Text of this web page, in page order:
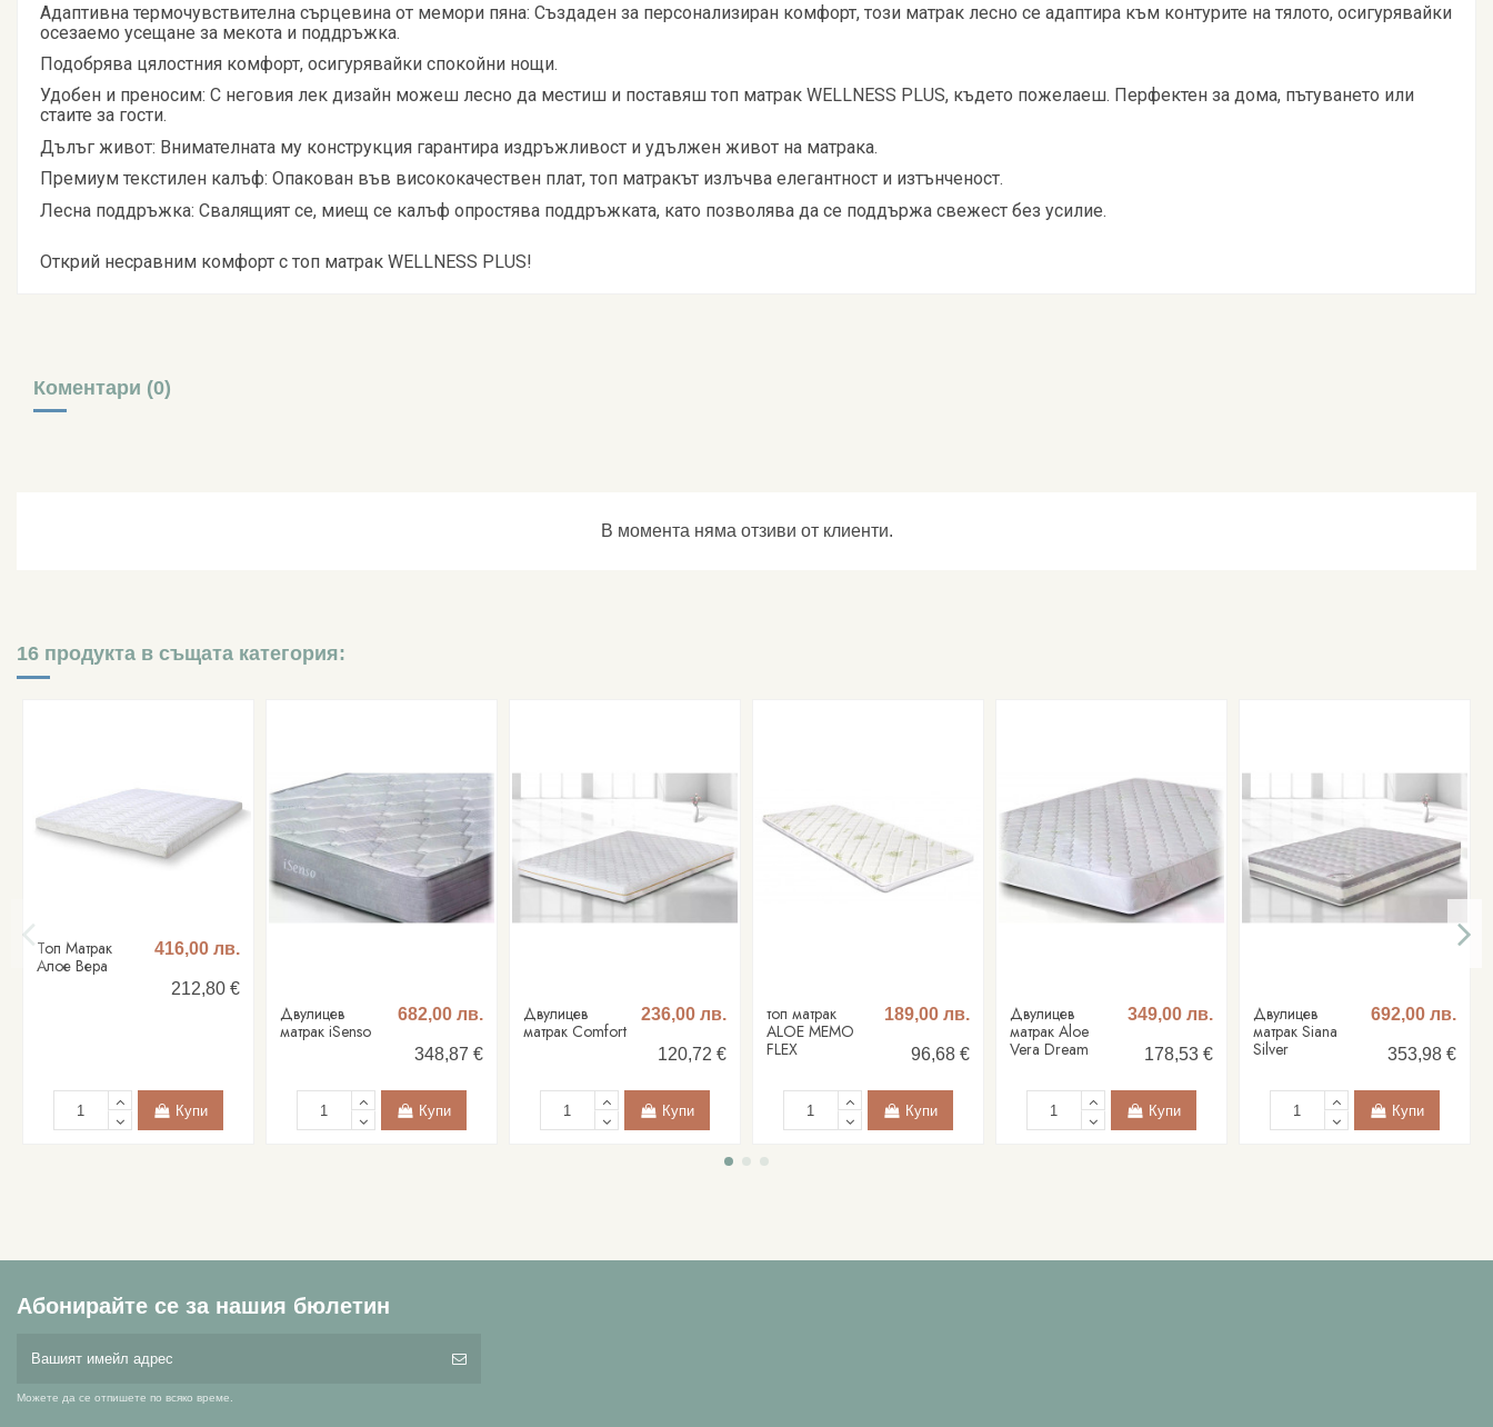
Адаптивна термочувствителна сърцевина от мемори пяна: Създаден за персонализиран комфорт, този матрак лесно се адаптира към контурите на тялото, осигурявайки
осезаемо усещане за мекота и поддръжка.
Подобрява цялостния комфорт, осигурявайки спокойни нощи.
Удобен и преносим: С неговия лек дизайн можеш лесно да местиш и поставяш топ матрак WELLNESS PLUS, където пожелаеш. Перфектен за дома, пътуването или
стаите за гости.
Дълъг живот: Внимателната му конструкция гарантира издръжливост и удължен живот на матрака.
Премиум текстилен калъф: Опакован във висококачествен плат, топ матракът излъчва елегантност и изтънченост.
Лесна поддръжка: Свалящият се, миещ се калъф опростява поддръжката, като позволява да се поддържа свежест без усилие.
Открий несравним комфорт с топ матрак WELLNESS PLUS!
Коментари (0)
В момента няма отзиви от клиенти.
16 продукта в същата категория:
Топ Матрак
Алое Вера
416,00 лв.
212,80 €
Купи
Двулицев
матрак iSenso
682,00 лв.
348,87 €
Купи
Двулицев
матрак Comfort
236,00 лв.
120,72 €
Купи
топ матрак
ALOE MEMO
FLEX
189,00 лв.
96,68 €
Купи
Двулицев
матрак Aloe
Vera Dream
349,00 лв.
178,53 €
Купи
Двулицев
матрак Siana
Silver
692,00 лв.
353,98 €
Купи
Абонирайте се за нашия бюлетин
Можете да се отпишете по всяко време.